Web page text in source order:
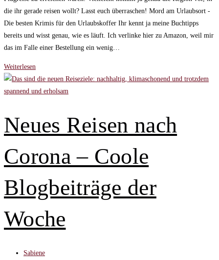
die ihr gerade reisen wollt? Lasst euch überraschen! Mord am Urlaubsort -
Die besten Krimis für den Urlaubskoffer Ihr kennt ja meine Buchtipps
bereits und wisst genau, wie es läuft. Ich verlinke hier zu Amazon, weil mir
das im Falle einer Bestellung ein wenig…
Weiterlesen
am
Urlaubsort
besten
für
den
Neues Reisen nach
Corona – Coole
Blogbeiträge der
Woche
Beitrags-
Sabiene